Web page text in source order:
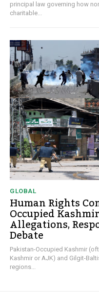
principal law governing how
charitable...
GLOBAL
Human Rights
Occupied
Allegations,
Debate
Pakistan-Occupied Kashmir
Kashmir or AJK) and Gilgit-
regions...